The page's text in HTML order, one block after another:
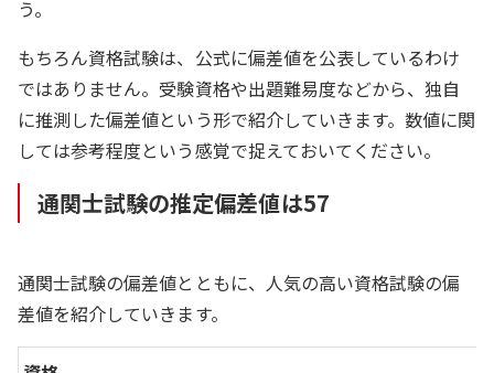
う。
もちろん資格試験は、公式に偏差値を公表しているわけ
ではありません。受験資格や出題難易度などから、独自
に推測した偏差値という形で紹介していきます。数値に関
しては参考程度という感覚で捉えておいてください。
通関士試験の推定偏差値は57
通関士試験の偏差値とともに、人気の高い資格試験の偏
差値を紹介していきます。